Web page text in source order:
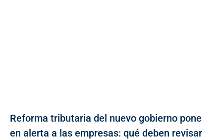
Reforma tributaria del nuevo gobierno pone
en alerta a las empresas: qué deben revisar